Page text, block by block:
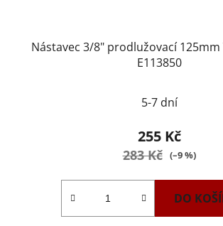
Nástavec 3/8" prodlužovací
E113850
5-7 dní
255 Kč
283 Kč (–9 %)
DO